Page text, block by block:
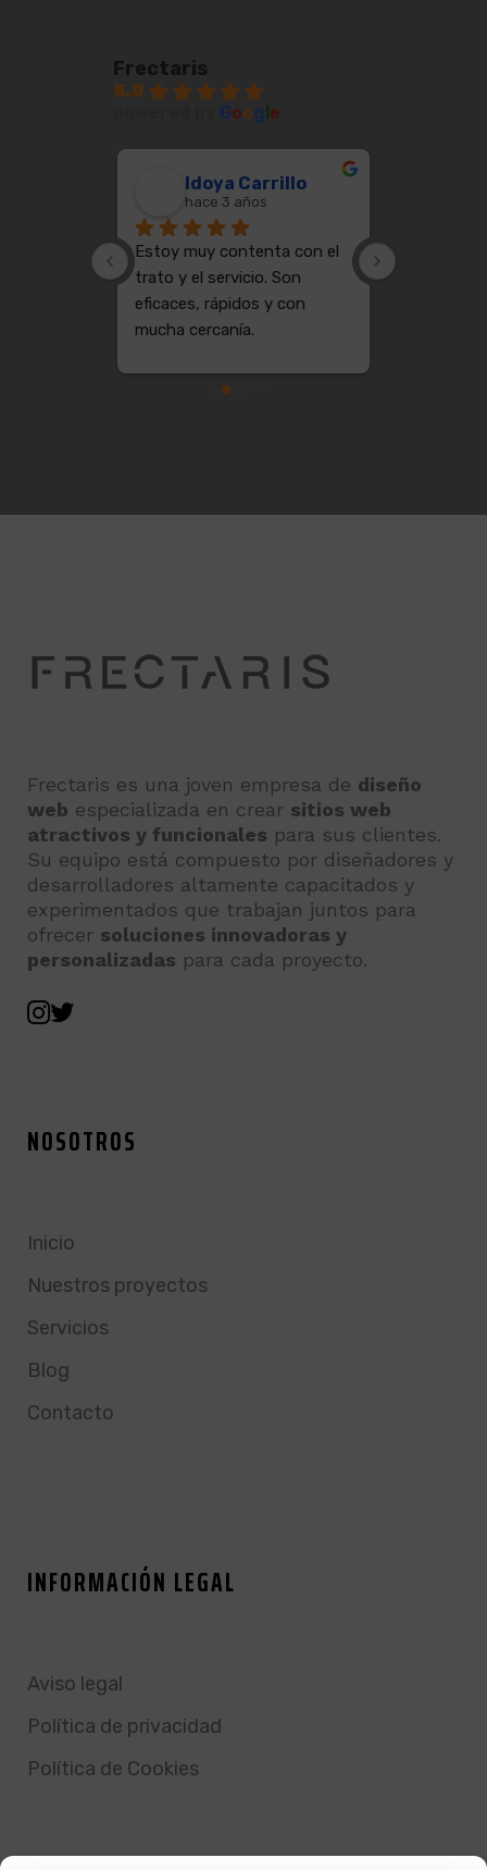
Frectaris
5.0
Google
Idoya Carrillo
hace 3 años
Estoy muy contenta con el
trato y el servicio. Son
eficaces, rápidos y con
mucha cercanía.
Frectaris es una joven empresa de diseño
web especializada en crear sitios web
atractivos y funcionales para sus clientes.
Su equipo está compuesto por diseñadores y
desarrolladores altamente capacitados y
experimentados que trabajan juntos para
ofrecer soluciones innovadoras y
personalizadas para cada proyecto.
NOSOTROS
Inicio
Nuestros proyectos
Servicios
Blog
Contacto
INFORMACIÓN LEGAL
Aviso legal
Política de privacidad
Política de Cookies